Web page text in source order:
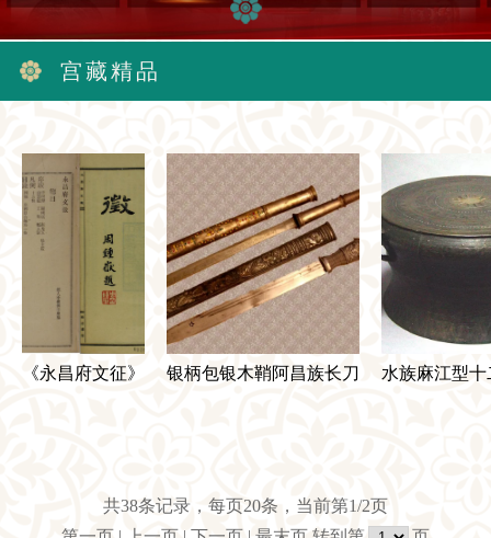
宫藏精品
《永昌府文征》 银柄包银木鞘阿昌族长刀 水族麻江型
共38条记录，每页20条，当前第1/2页